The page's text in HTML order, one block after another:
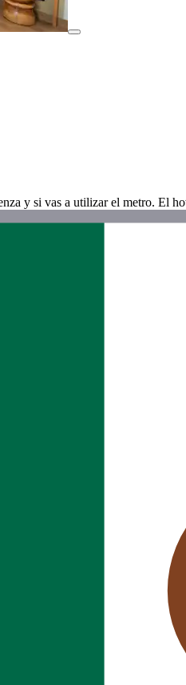
y si vas a utilizar el metro. El